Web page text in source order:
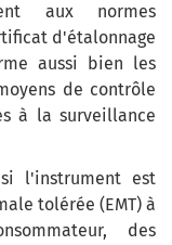
aux normes
d'étalonnage
aussi bien les
de contrôle
à la surveillance
l'instrument est
tolérée (EMT) à
des